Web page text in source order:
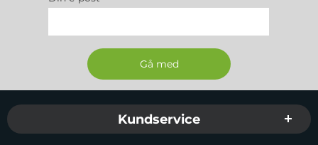
Tillvekare:Tech-Protect
iPhone 14
Sidfot Blandad info och länkar
Kundservice